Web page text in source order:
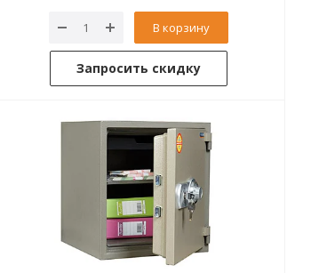
В корзину
Запросить скидку